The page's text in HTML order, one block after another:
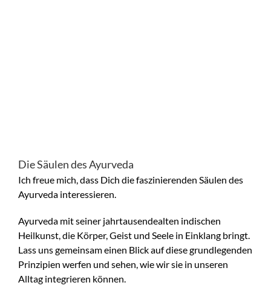
Die Säulen des Ayurveda
Ich freue mich, dass Dich die faszinierenden Säulen des
Ayurveda interessieren.
Ayurveda mit seiner jahrtausendealten indischen
Heilkunst, die Körper, Geist und Seele in Einklang bringt.
Lass uns gemeinsam einen Blick auf diese grundlegenden
Prinzipien werfen und sehen, wie wir sie in unseren
Alltag integrieren können.